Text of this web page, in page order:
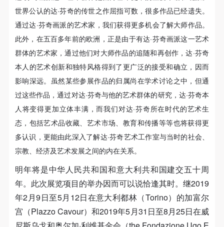
世界公认的达·芬奇的传世之作屈指可数，很多作品已经遗失。
通过达·芬奇画派的艺术家，我们获得更多机会了解大师作品。
此外，在五百多年前的欧洲，正是由于有达·芬奇画派这一艺术
群体的艺术家，通过他们对大师作品的追随和再创作，达·芬奇
本人的艺术创新和独特风格得到了更广泛的接受和确立，因而
影响深远。虽然某些参展作品的归属尚在学术讨论之中，但通
过这些作品，通过对达·芬奇与他的艺术群体的研究，达·芬奇本
人将变得更加立体丰满，而我们对达·芬奇所在时代的艺术生
态，包括艺术品收藏、艺术市场、教育和传播等等也将获得更
多认识，更能由此深入了解达·芬奇艺术工作室与当时的社会、
宗教、经济及艺术发展之间的内在关系。
明年将是中华人民共和国和意大利共和国建交五十周
年。此次展览项目的举办因而可以说恰逢其时。继2019
年2月9日至5月12日在意大利都林（Torino）的加富尔
宫（Plazzo Cavour）和2019年5月31日至8月25日在威
（1）、甲方为本协议中的肖像权人，自愿将自己的
肖像权许可乙方作符合本协议约定和法律规定的用
途。
（2）、乙方中央美术学院美术馆是一所具有标志
性、专业性、国际化的现代公共美术馆。中央美术学
院美术馆与时代同行，努力塑造一个开放、自由、学
术的空间氛围，竭诚与各单位、企业、机构、艺术家
和观众进行良好互动。以学院的学术研究为基础，积
极策划国际、国内多视角、多领域的展览、论坛及公
共教育活动，为美院师生、中外艺术家以及社会公众
提供一个交流、学习、展示的平台。作为一家公益性
主。
（3）、乙方为甲方拍摄中央美术学院公共教育部所
有公教活动。
二、拍摄内容、使用形式、使用地域范围
（1）、甲方为本协议中的肖像权人，自愿将自己的
肖像权许可乙方作符合本协议约定和法律规定的用
途。
（2）、乙方中央美术学院美术馆是一所具有标志
性、专业性、国际化的现代公共美术馆。中央美术学
院美术馆与时代同行，努力塑造一个开放、自由、学
术的空间氛围，竭诚与各单位、企业、机构、艺术家
和观众进行良好互动。以学院的学术研究为基础，积
极策划国际、国内多视角、多领域的展览、论坛及公
共教育活动，为美院师生、中外艺术家以及社会公众
提供一个交流、学习、展示的平台。作为一家公益性
主。
（3）、乙方为甲方拍摄中央美术学院公共教育部所
有公教活动。
二、拍摄内容、使用形式、使用地域范围
（1）、甲方为本协议中的肖像权人，自愿将自己的
肖像权许可乙方作符合本协议约定和法律规定的用
途。
（2）、乙方中央美术学院美术馆是一所具有标志
性、专业性、国际化的现代公共美术馆。中央美术学
院美术馆与时代同行，努力塑造一个开放、自由、学
术的空间氛围，竭诚与各单位、企业、机构、艺术家
和观众进行良好互动。以学院的学术研究为基础，积
极策划国际、国内多视角、多领域的展览、论坛及公
共教育活动，为美院师生、中外艺术家以及社会公众
提供一个交流、学习、展示的平台。作为一家公益性
主。
（3）、乙方为甲方拍摄中央美术学院公共教育部所
有公教活动。
二、拍摄内容、使用形式、使用地域范围